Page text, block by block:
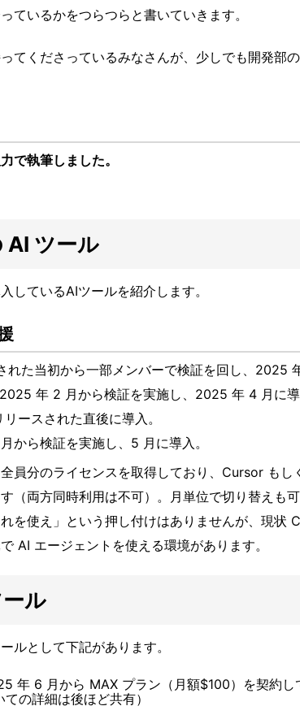
ているかをつらつらと書いていきます。
てくださっているみなさんが、少しでも開発部
で執筆しました。
AI ツール
しているAIツールを紹介します。
れた当初から一部メンバーで検証を回し、2025
年 2 月から検証を実施し、2025 年 4 月に導
リースされた直後に導入。
から検証を実施し、5 月に導入。
員分のライセンスを取得しており、 Cursor もし
（両方同時利用は不可）。月単位で切り替えも
を使え」という押し付けはありませんが、現状
AI エージェントを使える環境があります。
ル
ルとして下記があります。
年 6 月から MAX プラン（月額$100）を契約
の詳細は後ほど共有）